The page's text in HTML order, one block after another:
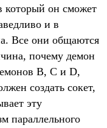
который он сможет
и в
Все они общаются
почему демон
B, C и D,
создать сокет,
эту
параллельного